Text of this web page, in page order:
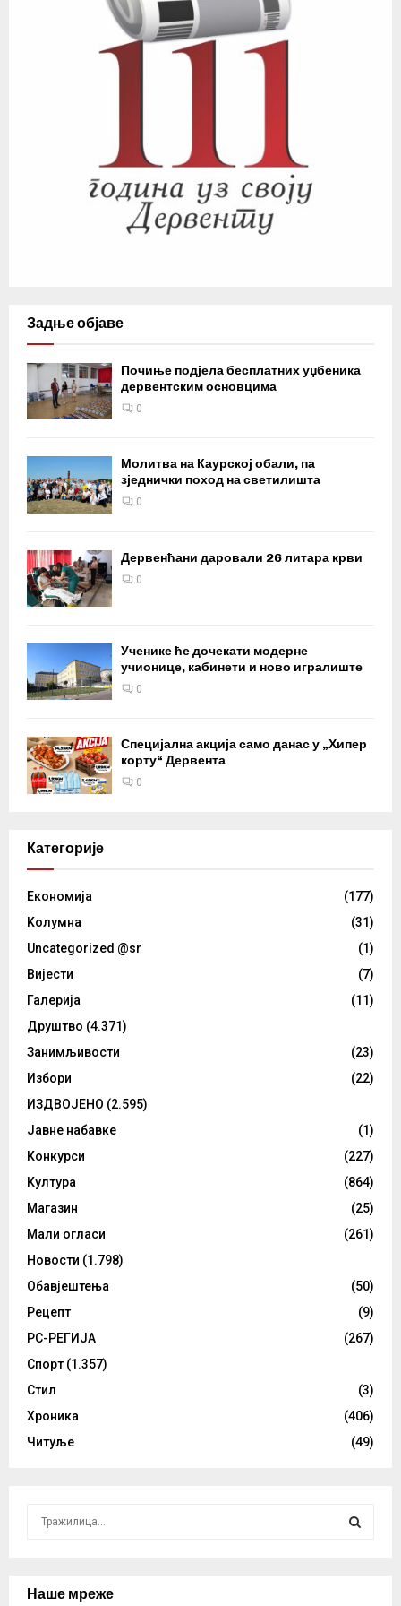
Задње објаве
Почиње подјела бесплатних уџбеника
дервентским основцима
0
Молитва на Каурској обали, па
зједнички поход на светилишта
0
Дервенћани даровали 26 литара крви
0
Ученике ће дочекати модерне
учионице, кабинети и ново игралиште
0
Специјална акција само данас у „Хипер
корту“ Дервента
0
Категорије
Eкономија
(177)
Kолумнa
(31)
Uncategorized @sr
(1)
Вијести
(7)
Галерија
(11)
Друштво (4.371)
Занимљивости
(23)
Избори
(22)
ИЗДВОЈЕНО (2.595)
Јавне набавке
(1)
Конкурси
(227)
Култура
(864)
Магазин
(25)
Мали огласи
(261)
Новости (1.798)
Обавјештења
(50)
Рецепт
(9)
РС-РЕГИЈА
(267)
Спорт (1.357)
Стил
(3)
Хроника
(406)
Читуље
(49)
cНаше мреже